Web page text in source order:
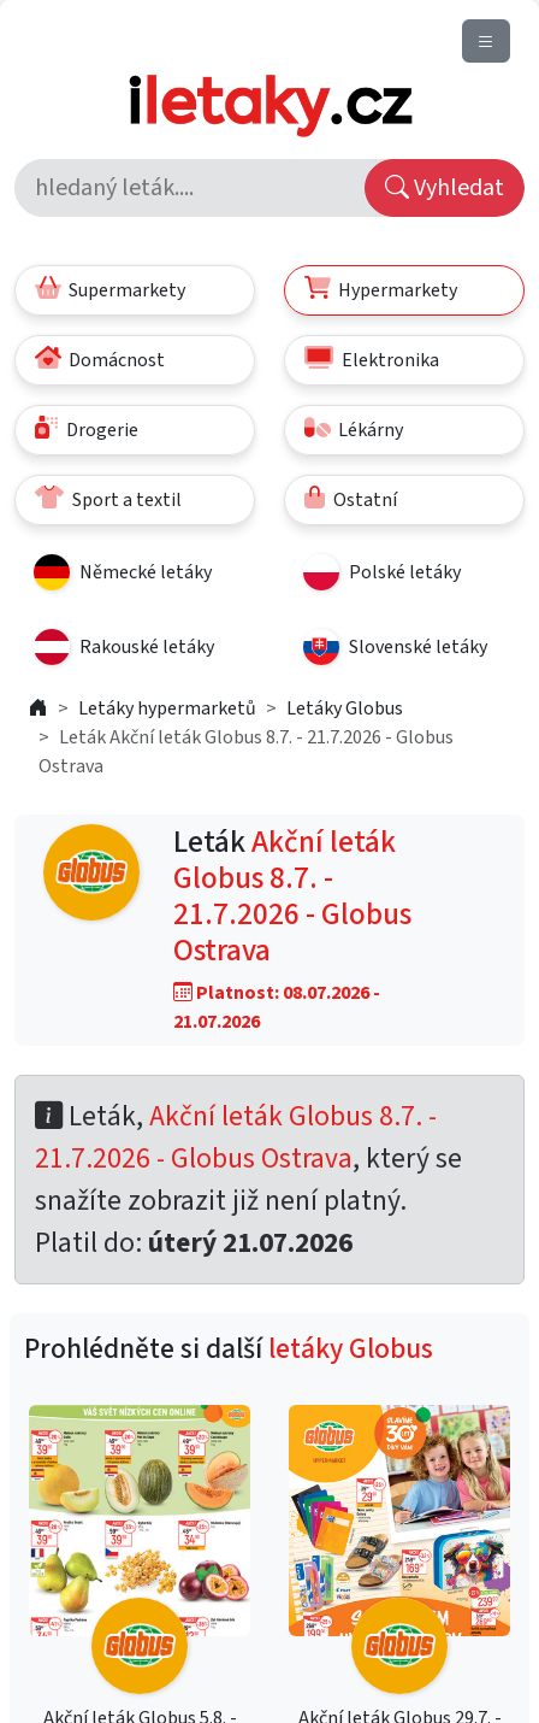
Vyhledat
Supermarkety Hypermarkety
Domácnost Elektronika
Drogerie Lékárny
Sport a textil Ostatní
Německé letáky Polské letáky
Rakouské letáky Slovenské letáky
Letáky hypermarketů
Letáky Globus
Leták Akční leták Globus 8.7. - 21.7.2026 - Globus
Ostrava
LetákAkční leták
Globus 8.7. -
21.7.2026 - Globus
Ostrava
Platnost: 08.07.2026 -
21.07.2026
Leták,Akční leták Globus 8.7. -
21.7.2026 - Globus Ostrava, který se
snažíte zobrazit již není platný.
Platil do: úterý 21.07.2026
Prohlédněte si dalšíletáky Globus